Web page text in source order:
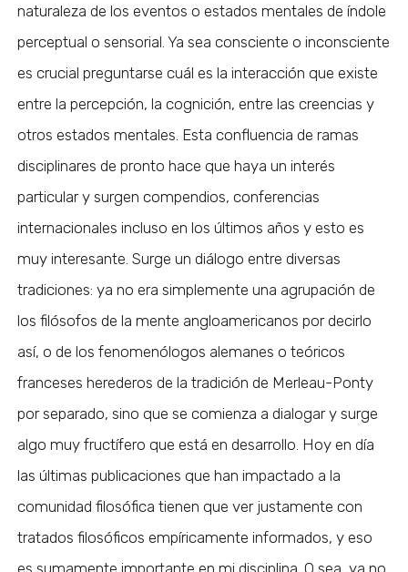
naturaleza de los eventos o estados mentales de índole
perceptual o sensorial. Ya sea consciente o inconsciente
es crucial preguntarse cuál es la interacción que existe
entre la percepción, la cognición, entre las creencias y
otros estados mentales. Esta confluencia de ramas
disciplinares de pronto hace que haya un interés
particular y surgen compendios, conferencias
internacionales incluso en los últimos años y esto es
muy interesante. Surge un diálogo entre diversas
tradiciones: ya no era simplemente una agrupación de
los filósofos de la mente angloamericanos por decirlo
así, o de los fenomenólogos alemanes o teóricos
franceses herederos de la tradición de Merleau-Ponty
por separado, sino que se comienza a dialogar y surge
algo muy fructífero que está en desarrollo. Hoy en día
las últimas publicaciones que han impactado a la
comunidad filosófica tienen que ver justamente con
tratados filosóficos empíricamente informados, y eso
es sumamente importante en mi disciplina. O sea, ya no